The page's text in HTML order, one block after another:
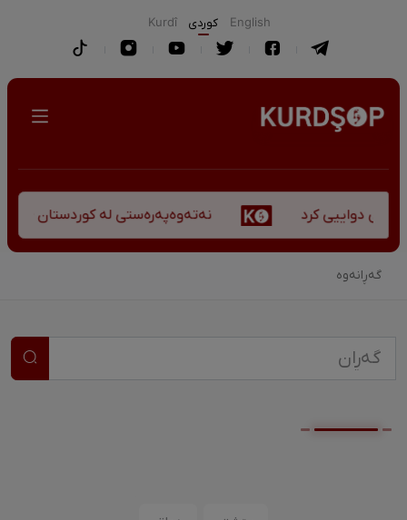
English كوردی Kurdî
دواییی کرد نەتەوەپەرەستی لە کوردستان -
گەڕانەوە